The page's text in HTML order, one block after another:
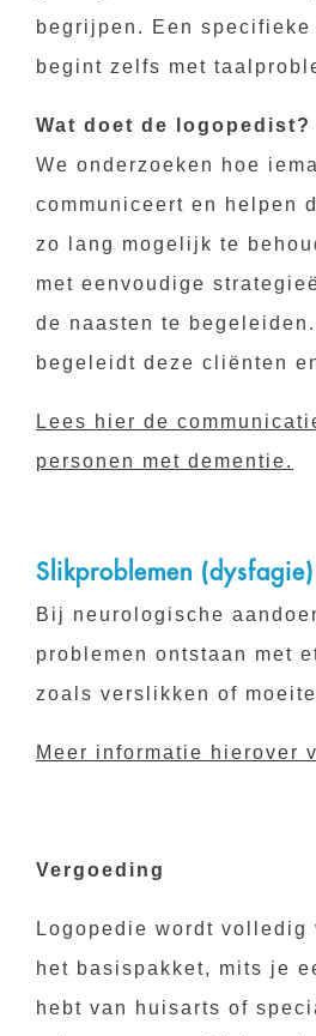
begrijpen. Een specifieke
begint zelfs met
Wat doet de logopedist?
We onderzoeken hoe
communiceert en helpen
zo lang mogelijk te
met eenvoudige
de naasten te
begeleidt deze cliënten
Lees hier de
personen met dementie.
Slikproblemen (dysfagie)
Bij neurologische
problemen ontstaan met
zoals verslikken of
Meer informatie hierover
Vergoeding
Logopedie wordt volledig
het basispakket, mits je
hebt van huisarts of